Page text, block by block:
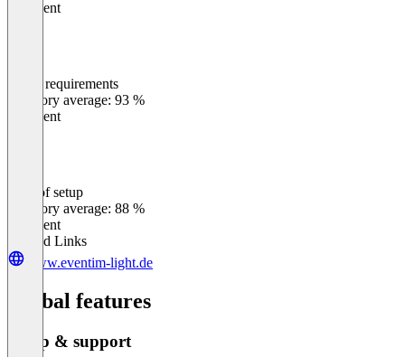
Excellent
Meets requirements
Category average: 93 %
Excellent
Ease of setup
Category average: 88 %
Excellent
Related Links
www.eventim-light.de
Global features
Setup & support